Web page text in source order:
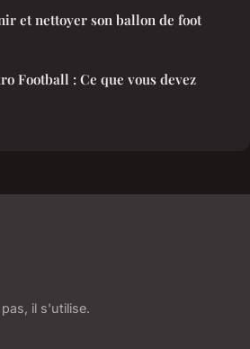
et nettoyer son ballon de foot
Football : Ce que vous devez
il s'utilise.